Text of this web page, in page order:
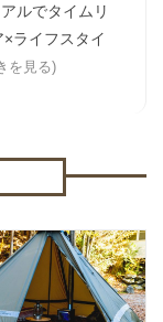
ルでタイムリ
ライフスタイ
を見る)